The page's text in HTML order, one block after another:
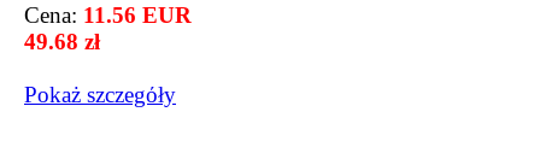
Cena: 11.56 EUR
49.68 zł
Pokaż szczegόły